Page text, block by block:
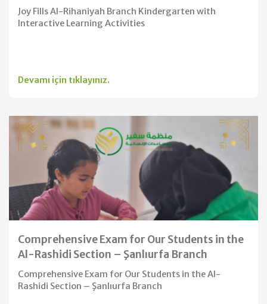
Joy Fills Al-Rihaniyah Branch Kindergarten with
Interactive Learning Activities
Devamı için tıklayınız.
Comprehensive Exam for Our Students in the
Al-Rashidi Section – Şanlıurfa Branch
Comprehensive Exam for Our Students in the Al-
Rashidi Section – Şanlıurfa Branch